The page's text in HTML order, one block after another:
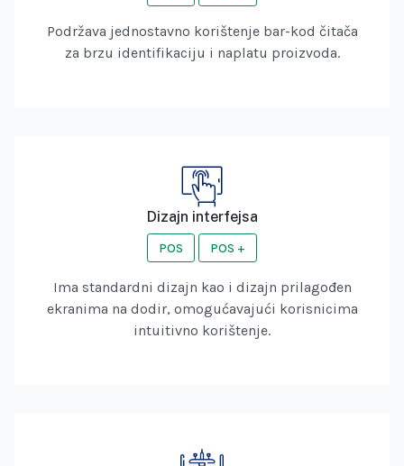
Podržava jednostavno korištenje bar-kod čitača
za brzu identifikaciju i naplatu proizvoda.
Dizajn interfejsa
POS POS +
Ima standardni dizajn kao i dizajn prilagođen
ekranima na dodir, omogućavajući korisnicima
intuitivno korištenje.